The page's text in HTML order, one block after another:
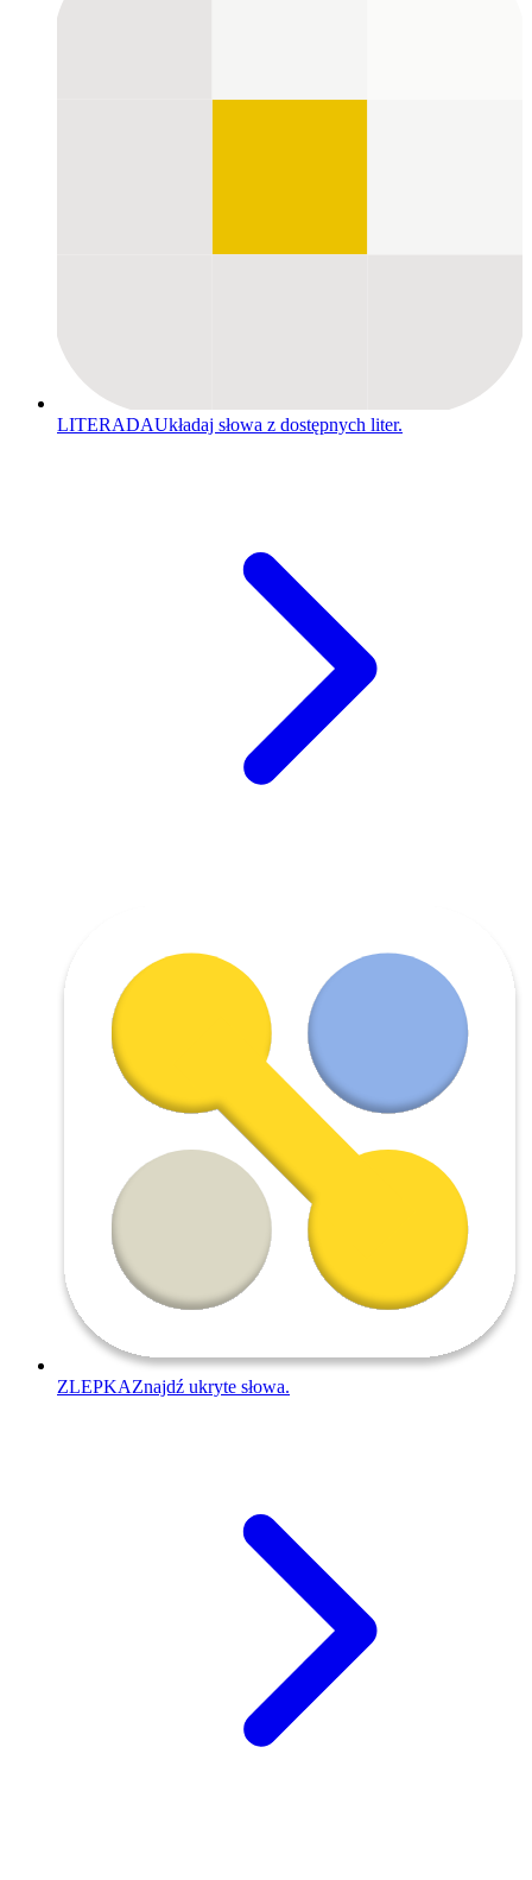
LITERADAUkładaj słowa z dostępnych liter.
ZLEPKAZnajdź ukryte słowa.